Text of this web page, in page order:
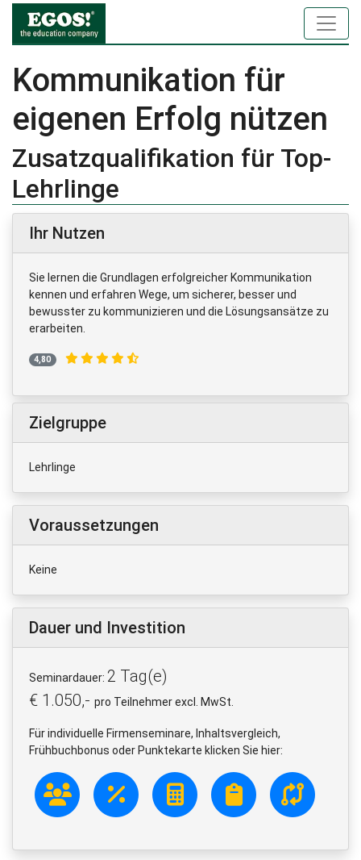
Kommunikation für
eigenen Erfolg nützen
Zusatzqualifikation für Top-
Lehrlinge
Ihr Nutzen
Sie lernen die Grundlagen erfolgreicher Kommunikation
kennen und erfahren Wege, um sicherer, besser und
bewusster zu kommunizieren und die Lösungsansätze zu
erarbeiten.
4,80
Zielgruppe
Lehrlinge
Voraussetzungen
Keine
Dauer und Investition
Seminardauer: 2 Tag(e)
€ 1.050,- pro Teilnehmer excl. MwSt.
Für individuelle Firmenseminare, Inhaltsvergleich,
Frühbuchbonus oder Punktekarte klicken Sie hier: